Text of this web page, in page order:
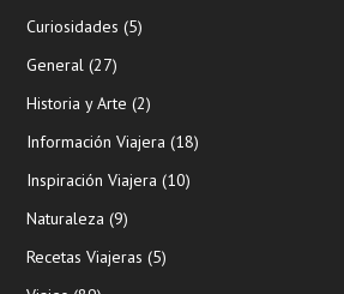
Curiosidades (5)
General (27)
Historia y Arte (2)
Información Viajera (18)
Inspiración Viajera (10)
Naturaleza (9)
Recetas Viajeras (5)